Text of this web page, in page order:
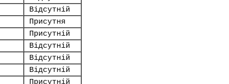
Відсутній
Присутня
Присутній
Відсутній
Відсутній
Відсутній
Присутній